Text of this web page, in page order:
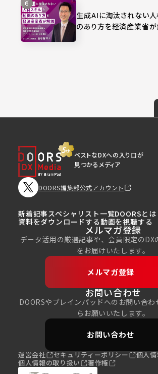
生成AIに淘汰されない
のあり方を経済産業省
ベストなDXへの入り口が
見つかるメディア
DOORS編集部公式アカウント
新着記事スペシャリスト一覧DOORSとは
資料をダウンロードする動画を視聴する
メルマガ登録
データ活用の厳選記事や、会員限定のDX
をお届けいたします。
メルマガ登録
お問い合わせ
DOORSやブレインパッドへのお問い合わ
らお願いいたします。
お問い合わせ
運営会社 セキュリティーポリシー
個人
個人情報の取り扱い
著作権